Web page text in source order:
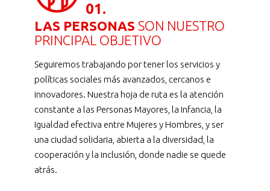
01.
LAS PERSONAS SON NUESTRO
PRINCIPAL OBJETIVO
Seguiremos trabajando por tener los servicios y
políticas sociales más avanzados, cercanos e
innovadores. Nuestra hoja de ruta es la atención
constante a las Personas Mayores, la Infancia, la
Igualdad efectiva entre Mujeres y Hombres, y ser
una ciudad solidaria, abierta a la diversidad, la
cooperación y la inclusión, donde nadie se quede
atrás.